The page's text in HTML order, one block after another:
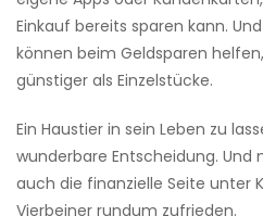
Einkauf bereits sparen kann.
können beim Geldsparen
günstiger als Einzelstücke.
Ein Haustier in sein Leben zu
wunderbare Entscheidung. Und
auch die finanzielle Seite unter
Vierbeiner rundum zufrieden.